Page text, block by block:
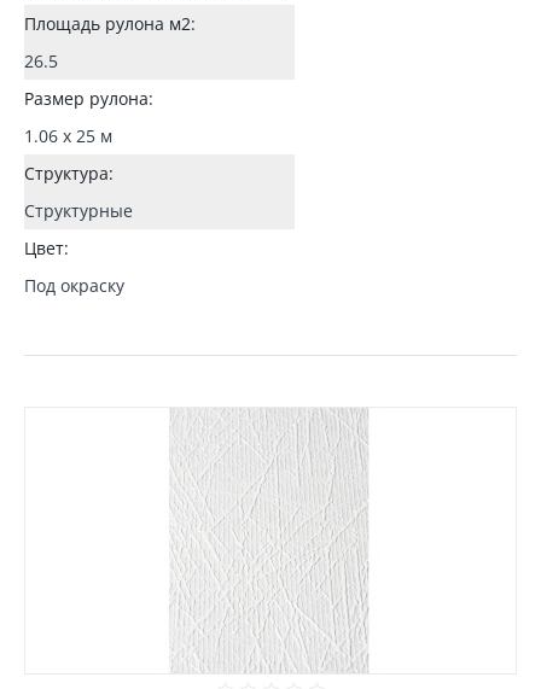
Площадь рулона м2:
26.5
Размер рулона:
1.06 x 25 м
Структура:
Структурные
Цвет:
Под окраску